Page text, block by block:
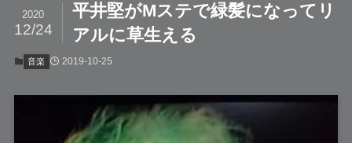
平井堅がMステで緑髪になってリ
アルに草生える
2020
12/24
音楽 2019-10-25